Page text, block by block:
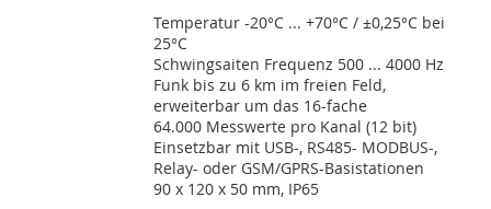
Temperatur -20°C ... +70°C / ±0,25°C bei
25°C
Schwingsaiten Frequenz 500 ... 4000 Hz
Funk bis zu 6 km im freien Feld,
erweiterbar um das 16-fache
64.000 Messwerte pro Kanal (12 bit)
Einsetzbar mit USB-, RS485- MODBUS-,
Relay- oder GSM/GPRS-Basistationen
90 x 120 x 50 mm, IP65